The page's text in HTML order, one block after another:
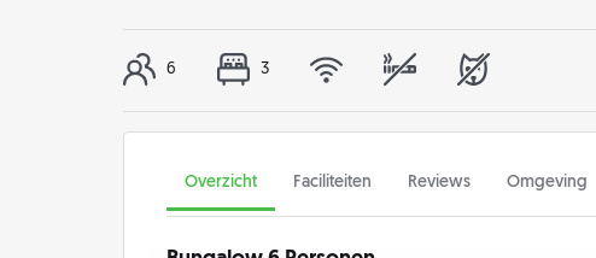
6 3
Overzicht Faciliteiten Reviews Omgeving